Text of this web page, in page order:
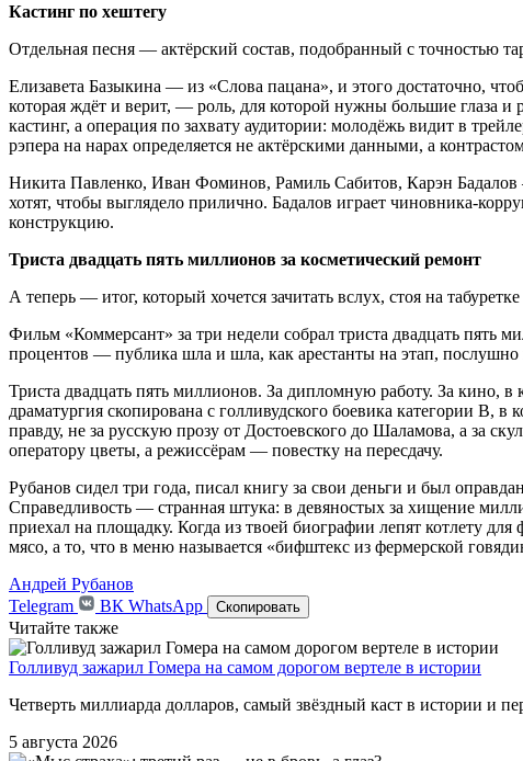
Кастинг по хештегу
Отдельная песня — актёрский состав, подобранный с точностью
Елизавета Базыкина — из «Слова пацана», и этого достаточно,
которая ждёт и верит, — роль, для которой нужны большие глаза
кастинг, а операция по захвату аудитории: молодёжь видит в
рэпера на нарах определяется не актёрскими данными, а
Никита Павленко, Иван Фоминов, Рамиль Сабитов, Карэн Бадалов
хотят, чтобы выглядело прилично. Бадалов играет чиновника-
конструкцию.
Триста двадцать пять миллионов за косметический ремонт
А теперь — итог, который хочется зачитать вслух, стоя на
Фильм «Коммерсант» за три недели собрал триста двадцать пять
процентов — публика шла и шла, как арестанты на этап, послушно
Триста двадцать пять миллионов. За дипломную работу. За кино,
драматургия скопирована с голливудского боевика категории
правду, не за русскую прозу от Достоевского до Шаламова, а за
оператору цветы, а режиссёрам — повестку на пересдачу.
Рубанов сидел три года, писал книгу за свои деньги и был
Справедливость — странная штука: в девяностых за хищение
приехал на площадку. Когда из твоей биографии лепят котлету
мясо, а то, что в меню называется «бифштекс из фермерской
Андрей Рубанов
Telegram
ВК WhatsApp Скопировать
Читайте также
Голливуд зажарил Гомера на самом дорогом вертеле в истории
Четверть миллиарда долларов, самый звёздный каст в истории и
5 августа 2026